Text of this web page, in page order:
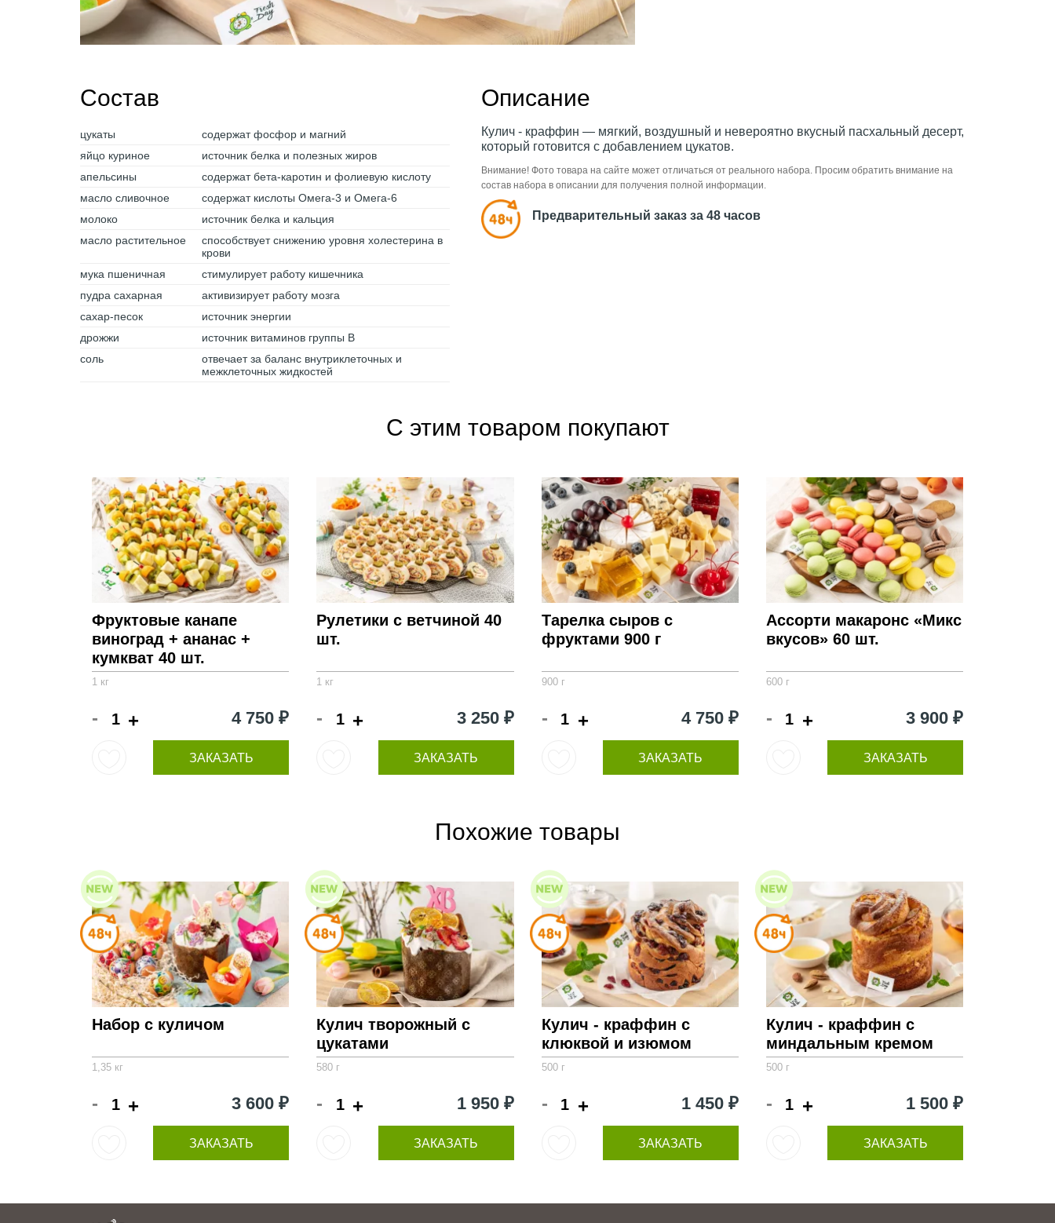
Состав
цукаты
содержат фосфор и магний
яйцо куриное
источник белка и полезных жиров
апельсины
содержат бета-каротин и фолиевую кислоту
масло сливочное
содержат кислоты Омега-3 и Омега-6
молоко
источник белка и кальция
масло растительное
способствует снижению уровня холестерина в
крови
мука пшеничная
стимулирует работу кишечника
пудра сахарная
активизирует работу мозга
сахар-песок
источник энергии
дрожжи
источник витаминов группы В
соль
отвечает за баланс внутриклеточных и
межклеточных жидкостей
Описание
Кулич - краффин — мягкий, воздушный и невероятно вкусный пасхальный десерт,
который готовится с добавлением цукатов.
Внимание! Фото товара на сайте может отличаться от реального набора. Просим обратить внимание на
состав набора в описании для получения полной информации.
Предварительный заказ за 48 часов
С этим товаром покупают
Фруктовые канапе
виноград + ананас +
кумкват 40 шт.
1 кг
- + 4 750 ₽
ЗАКАЗАТЬ
Рулетики с ветчиной 40
шт.
1 кг
- + 3 250 ₽
ЗАКАЗАТЬ
Тарелка сыров с
фруктами 900 г
900 г
- + 4 750 ₽
ЗАКАЗАТЬ
Ассорти макаронс «Микс
вкусов» 60 шт.
600 г
- + 3 900 ₽
ЗАКАЗАТЬ
Похожие товары
Набор с куличом
1,35 кг
- + 3 600 ₽
ЗАКАЗАТЬ
Кулич творожный с
цукатами
580 г
- + 1 950 ₽
ЗАКАЗАТЬ
Кулич - краффин с
клюквой и изюмом
500 г
- + 1 450 ₽
ЗАКАЗАТЬ
Кулич - краффин с
миндальным кремом
500 г
- + 1 500 ₽
ЗАКАЗАТЬ